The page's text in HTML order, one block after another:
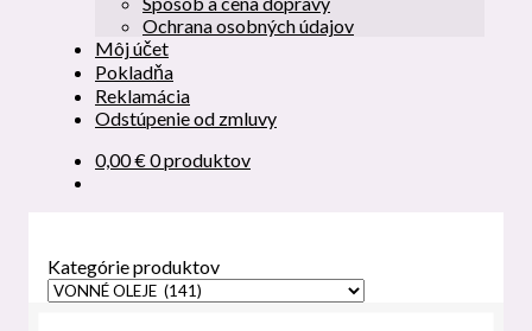
Ochrana osobných údajov
Môj účet
Pokladňa
Reklamácia
Odstúpenie od zmluvy
0,00€0 produktov
Kategórie produktov